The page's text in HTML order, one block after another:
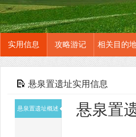
实用信息 攻略游记 相关目的
悬泉置遗址实用信息
悬泉置遗址概述 悬泉置